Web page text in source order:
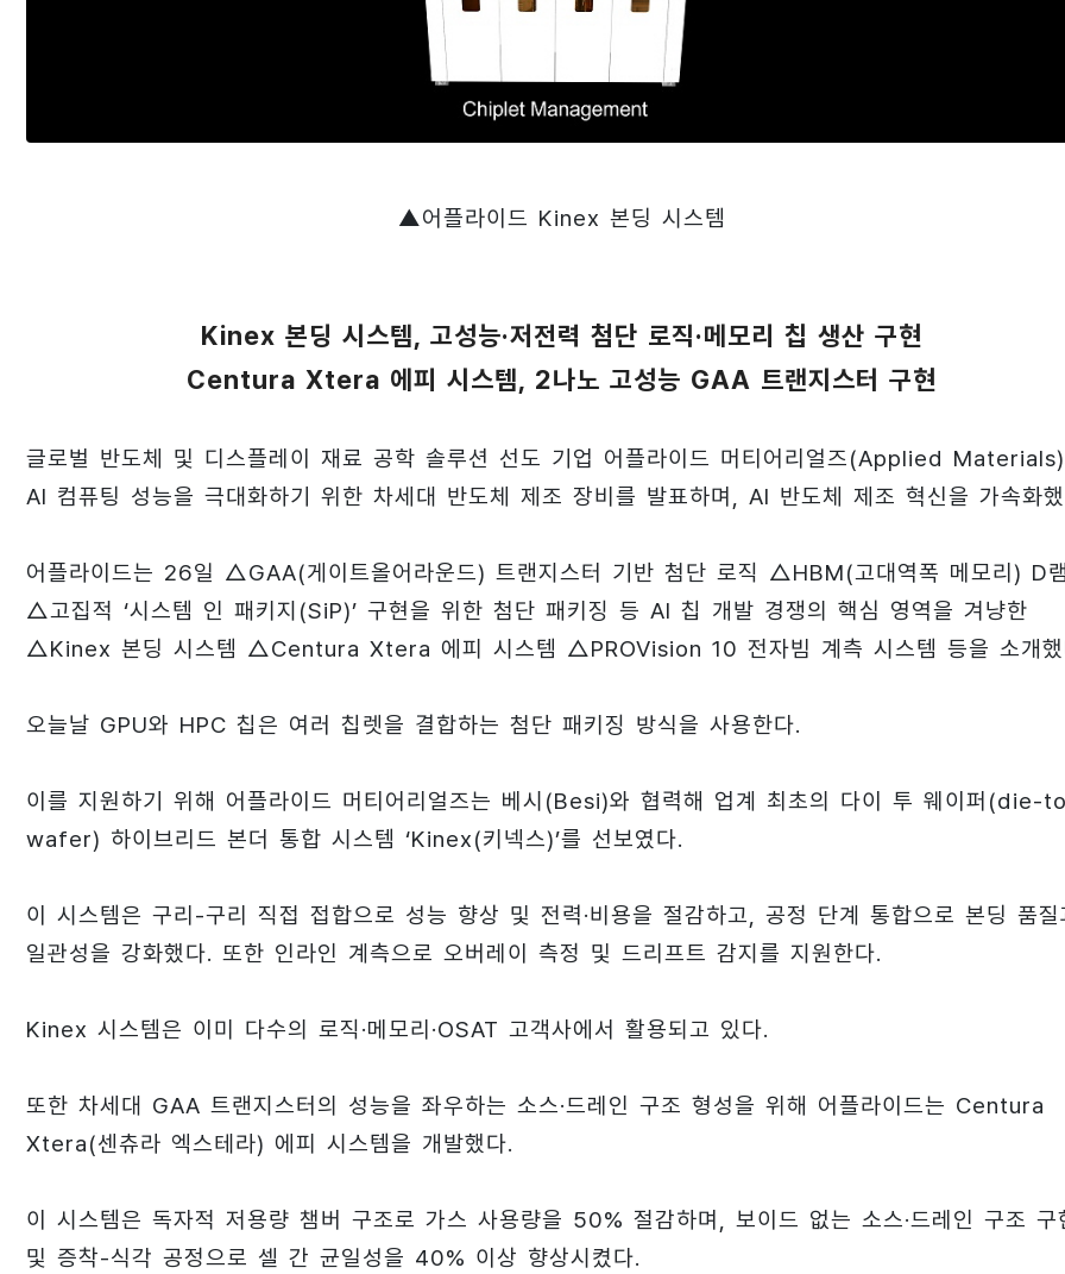
▲어플라이드 Kinex 본딩 시스템
Kinex 본딩 시스템, 고성능·저전력 첨단 로직·메모리 칩 생산 구현
Centura Xtera 에피 시스템, 2나노 고성능 GAA 트랜지스터 구현
글로벌 반도체 및 디스플레이 재료 공학 솔루션 선도 기업 어플라이드 머티어리얼즈(Applied
AI 컴퓨팅 성능을 극대화하기 위한 차세대 반도체 제조 장비를 발표하며, AI 반도체 제조 혁신을 가속화
어플라이드는 26일 △GAA(게이트올어라운드) 트랜지스터 기반 첨단 로직 △HBM(고대역폭 메모리) D램
△고집적 ‘시스템 인 패키지(SiP)’ 구현을 위한 첨단 패키징 등 AI 칩 개발 경쟁의 핵심 영역을 겨냥한
△Kinex 본딩 시스템 △Centura Xtera 에피 시스템 △PROVision 10 전자빔 계측 시스템 등을 소개했
오늘날 GPU와 HPC 칩은 여러 칩렛을 결합하는 첨단 패키징 방식을 사용한다.
이를 지원하기 위해 어플라이드 머티어리얼즈는 베시(Besi)와 협력해 업계 최초의 다이 투 웨이퍼(die-
wafer) 하이브리드 본더 통합 시스템 ‘Kinex(키넥스)’를 선보였다.
이 시스템은 구리-구리 직접 접합으로 성능 향상 및 전력·비용을 절감하고, 공정 단계 통합으로 본딩 품질
일관성을 강화했다. 또한 인라인 계측으로 오버레이 측정 및 드리프트 감지를 지원한다.
Kinex 시스템은 이미 다수의 로직·메모리·OSAT 고객사에서 활용되고 있다.
또한 차세대 GAA 트랜지스터의 성능을 좌우하는 소스·드레인 구조 형성을 위해 어플라이드는 Centura
Xtera(센츄라 엑스테라) 에피 시스템을 개발했다.
이 시스템은 독자적 저용량 챔버 구조로 가스 사용량을 50% 절감하며, 보이드 없는 소스·드레인 구조 구
및 증착-식각 공정으로 셀 간 균일성을 40% 이상 향상시켰다.